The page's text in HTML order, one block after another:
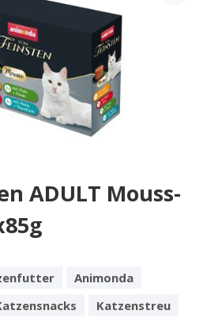
ADULT Mouss-
Animonda
Katzenstreu